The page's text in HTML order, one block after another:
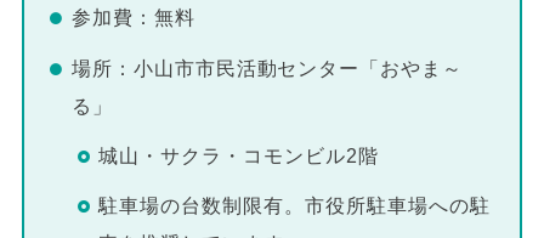
参加費：無料
場所：小山市市民活動センター「おやま～
る」
城山・サクラ・コモンビル2階
駐車場の台数制限有。市役所駐車場への駐